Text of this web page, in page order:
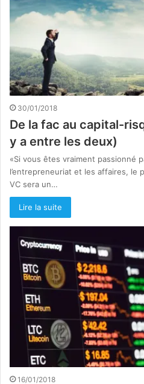
30/01/2018
De la fac au capital-
y a entre les deux)
«Si vous êtes vraiment passionné
l’entrepreneuriat et les affaires, le
VC sera un…
Lire la suite
16/01/2018